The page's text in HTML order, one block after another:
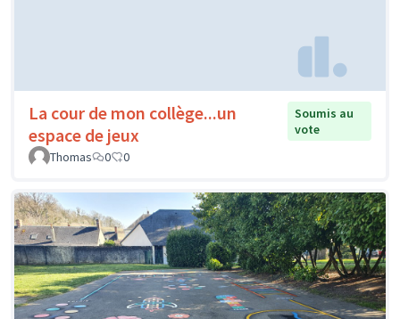
La cour de mon collège...un
espace de jeux
Soumis au
vote
Thomas
0 0